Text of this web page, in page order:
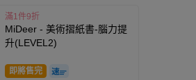
滿1件9折
MiDeer - 美術摺紙書-腦力提
升(LEVEL2)
即將售完